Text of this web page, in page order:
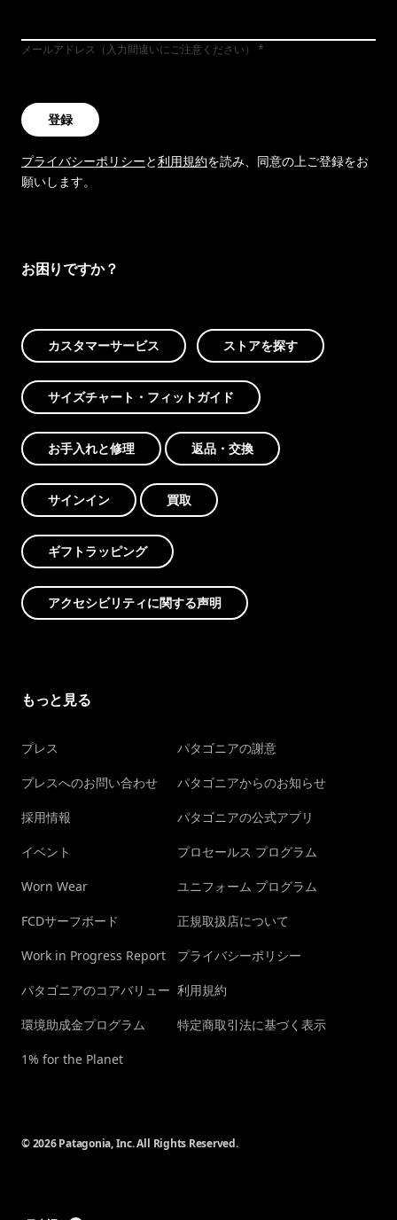
メールアドレス（入力間違いにご注意ください）
登録
プライバシーポリシーと利用規約を読み、同意の上ご登録をお
願いします。
お困りですか？
カスタマーサービス ストアを探す
サイズチャート・フィットガイド
お手入れと修理 返品・交換
サインイン 買取
ギフトラッピング
アクセシビリティに関する声明
もっと見る
プレス
プレスへのお問い合わせ
採用情報
イベント
Worn Wear
FCDサーフボード
Work in Progress Report
パタゴニアのコアバリュー
環境助成金プログラム
1% for the Planet
パタゴニアの謝意
パタゴニアからのお知らせ
パタゴニアの公式アプリ
プロセールス プログラム
ユニフォーム プログラム
正規取扱店について
プライバシーポリシー
利用規約
特定商取引法に基づく表示
© 2026 Patagonia, Inc. All Rights Reserved.